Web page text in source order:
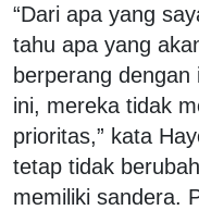
“Dari apa yang
tahu apa yang
berperang
ini, mereka tidak
prioritas,” kata
tetap tidak
memiliki sandera.